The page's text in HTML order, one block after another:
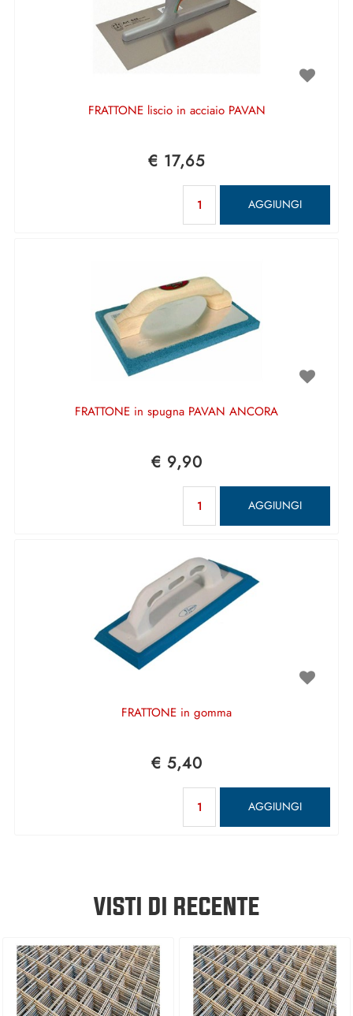
FRATTONE liscio in acciaio PAVAN
€ 17,65
AGGIUNGI
FRATTONE in spugna PAVAN ANCORA
€ 9,90
AGGIUNGI
FRATTONE in gomma
€ 5,40
AGGIUNGI
VISTI DI RECENTE